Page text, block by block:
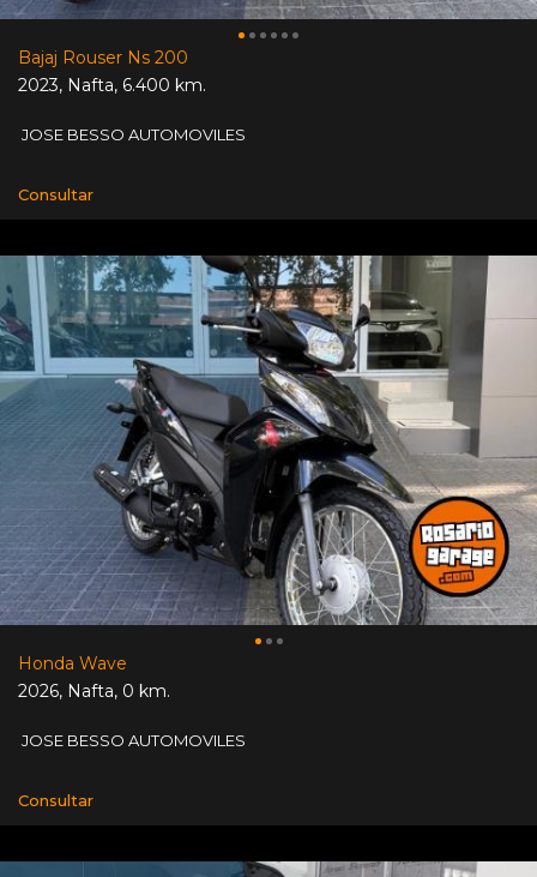
Bajaj Rouser Ns 200
2023, Nafta, 6.400 km.
JOSE BESSO AUTOMOVILES
Consultar
Honda Wave
2026, Nafta, 0 km.
JOSE BESSO AUTOMOVILES
Consultar